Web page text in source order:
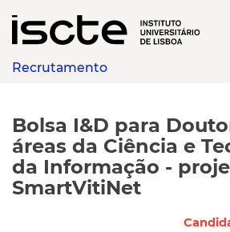
Recrutamento
Bolsa I&D para
áreas da Ciência e
da Informação -
SmartVitiNet